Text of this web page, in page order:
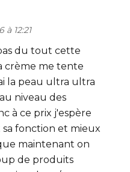
à 12:21
du tout cette
crème me tente
la peau ultra ultra
niveau des
à ce prix j'espère
fonction et mieux
maintenant on
de produits